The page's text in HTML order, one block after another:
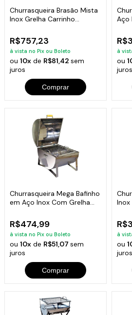
Churrasqueira Brasão Mista
Inox Grelha Carrinho
R$757,23
à vista no Pix ou Boleto
ou10x de R$81,42sem
juros
Comprar
Aço
à
ou
juros
Churrasqueira Mega Bafinho
em Aço Inox Com Grelha
R$474,99
à vista no Pix ou Boleto
ou10x de R$51,07sem
juros
Comprar
Inox
à
ou
juros